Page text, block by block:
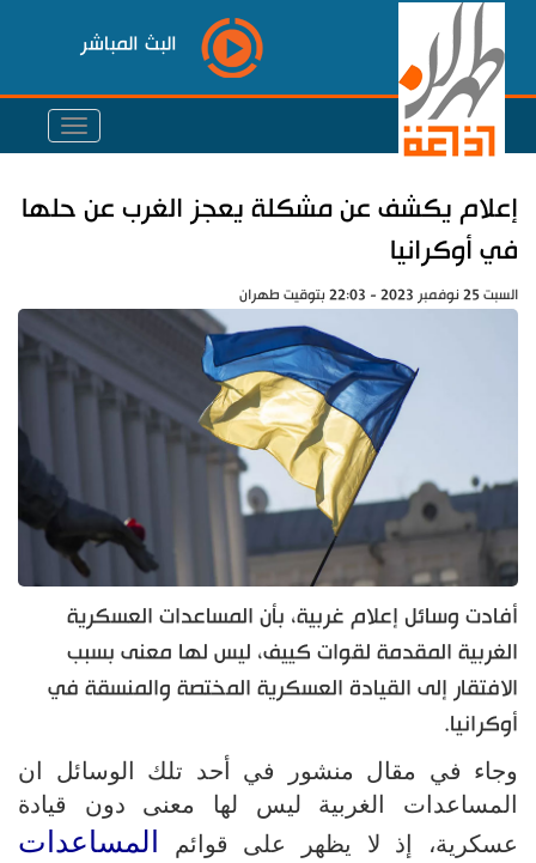
البث المباشر
إعلام يكشف عن مشكلة يعجز الغرب عن حلها
في أوكرانيا
السبت 25 نوفمبر 2023 - 22:03 بتوقيت طهران
أفادت وسائل إعلام غربية، بأن المساعدات العسكرية
الغربية المقدمة لقوات كييف، ليس لها معنى بسبب
الافتقار إلى القيادة العسكرية المختصة والمنسقة في
أوكرانيا.
وجاء في مقال منشور في أحد تلك الوسائل ان
المساعدات الغربية ليس لها معنى دون قيادة
عسكرية، إذ لا يظهر على قوائم
المساعدات